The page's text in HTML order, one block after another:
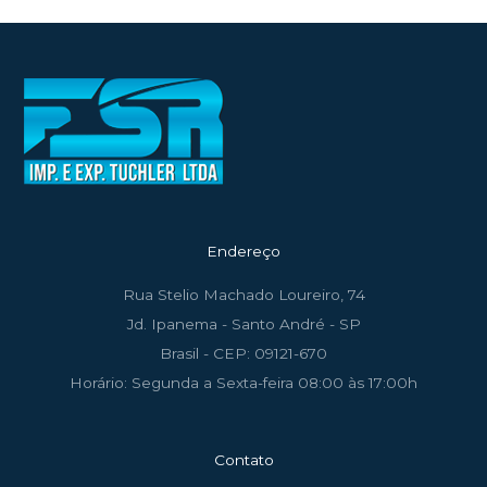
Endereço
Rua Stelio Machado Loureiro, 74
Jd. Ipanema - Santo André - SP
Brasil - CEP: 09121-670
Horário: Segunda a Sexta-feira 08:00 às 17:00h
Contato